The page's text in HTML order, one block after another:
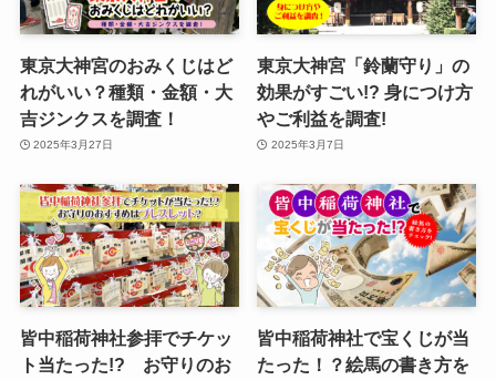
東京大神宮のおみくじはど
れがいい？種類・金額・大
吉ジンクスを調査！
2025年3月27日
東京大神宮「鈴蘭守り」の
効果がすごい!? 身につけ方
やご利益を調査!
2025年3月7日
皆中稲荷神社参拝でチケッ
ト当たった!? お守りのお
皆中稲荷神社で宝くじが当
たった！？絵馬の書き方を